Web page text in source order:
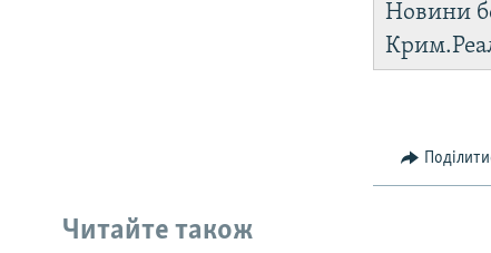
Новини
Читайте також